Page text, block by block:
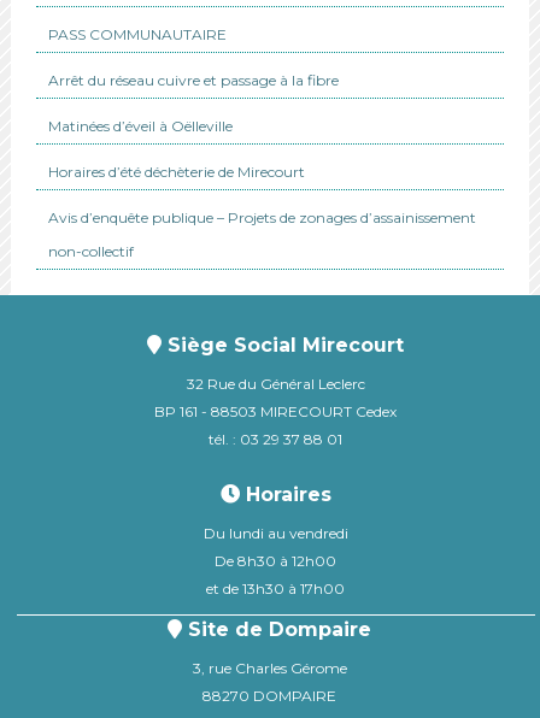
PASS COMMUNAUTAIRE
Arrêt du réseau cuivre et passage à la fibre
Matinées d’éveil à Oëlleville
Horaires d’été déchèterie de Mirecourt
Avis d’enquête publique – Projets de zonages d’assainissement
non-collectif
Siège Social Mirecourt
32 Rue du Général Leclerc
BP 161 - 88503 MIRECOURT Cedex
tél. : 03 29 37 88 01
Horaires
Du lundi au vendredi
De 8h30 à 12h00
et de 13h30 à 17h00
Site de Dompaire
3, rue Charles Gérome
88270 DOMPAIRE